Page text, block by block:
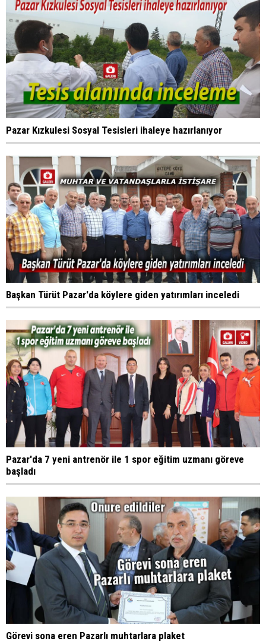
Pazar Kızkulesi Sosyal Tesisleri ihaleye hazırlanıyor
Başkan Türüt Pazar'da köylere giden yatırımları inceledi
Pazar'da 7 yeni antrenör ile 1 spor eğitim uzmanı göreve
başladı
Görevi sona eren Pazarlı muhtarlara plaket